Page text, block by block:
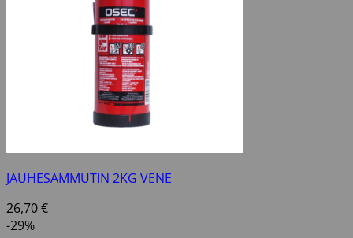
JAUHESAMMUTIN 2KG VENE
26,70€
-29%